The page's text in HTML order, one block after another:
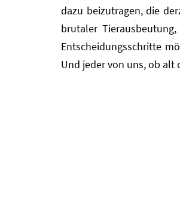
dazu beizutragen, die
brutaler
Entscheidungsschritte
Und jeder von uns, ob alt